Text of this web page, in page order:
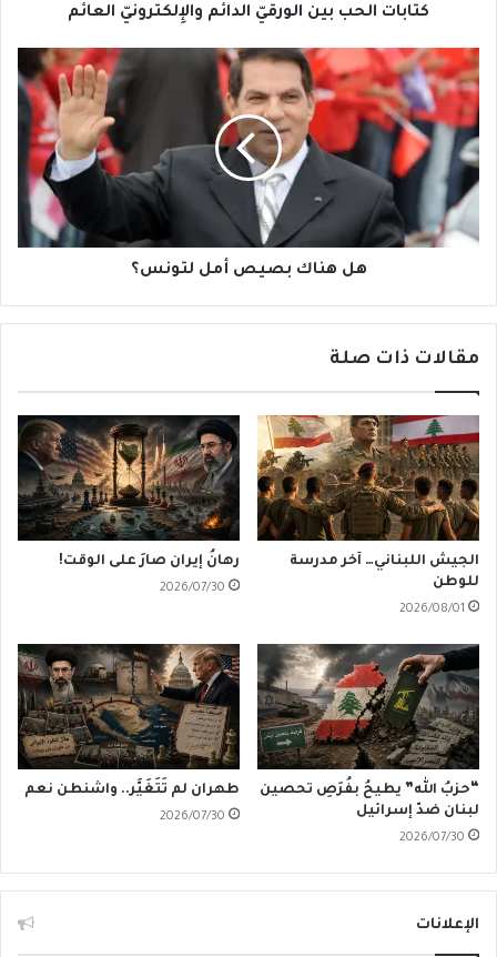
كتابات الحب بين الورقيّ الدائم والإِلكترونيّ العائم
هل
هناك
بصيص
أمل
لتونس؟
هل هناك بصيص أمل لتونس؟
مقالات ذات صلة
الجيش اللبناني… آخر مدرسة
للوطن
2026/08/01
رهانُ إيران صارَ على الوقت!
2026/07/30
“حزبُ الله” يطيحُ بفُرَصِ تحصين
لبنان ضدّ إسرائيل
2026/07/30
طهران لم تَتَغَيَّر.. واشنطن نعم
2026/07/30
الإعلانات